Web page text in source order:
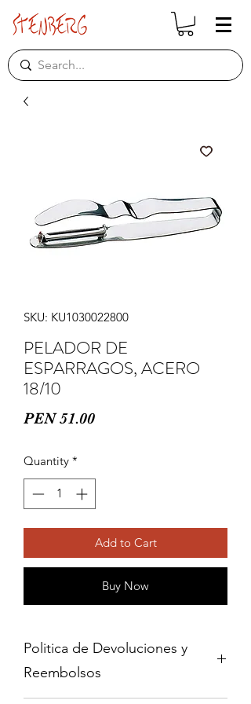
SKU: KU1030022800
PELADOR DE
ESPARRAGOS, ACERO
18/10
PEN 51.00Price
Quantity *
Add to Cart
Buy Now
Politica de Devoluciones y
Reembolsos